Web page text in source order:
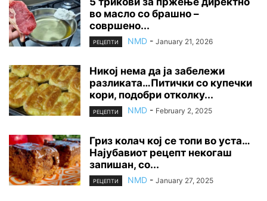
во масло со брашно –
совршено...
РЕЦЕПТИ NMD - January 21, 2026
Никој нема да ја забележи
разликата…Питички со купечки
кори, подобри отколку...
РЕЦЕПТИ NMD - February 2, 2025
Гриз колач кој се топи во уста…
Најубавиот рецепт некогаш
запишан, со...
РЕЦЕПТИ NMD - January 27, 2025